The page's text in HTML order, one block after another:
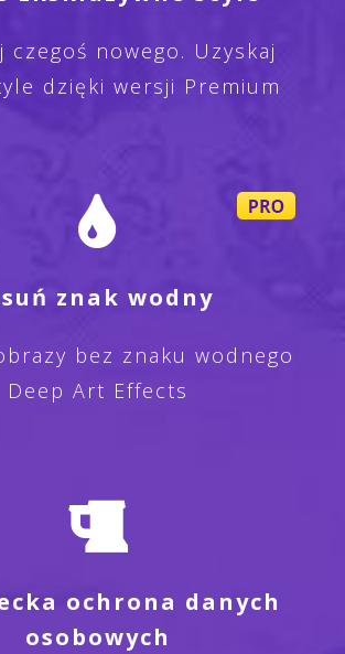
czegoś nowego. Uzyskaj
dzięki wersji Premium
znak wodny
bez znaku wodnego
Deep Art Effects
ochrona danych
osobowych